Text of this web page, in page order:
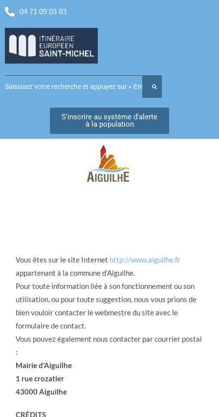
04 71 09 03 83
S'inscrire au système d'alerte
à la population
Vous êtes sur le site Internet http://www.aiguilhe.fr
appartenant à la commune d’Aiguilhe.
Pour toute information liée à son fonctionnement ou son
utilisation, ou pour toute suggestion, nous vous prions de
bien vouloir contacter le webmestre du site avec le
formulaire de contact.
Vous pouvez également nous contacter par courrier postal
:
Mairie d’Aiguilhe
1 rue crozatier
43000 Aiguilhe
CRÉDITS